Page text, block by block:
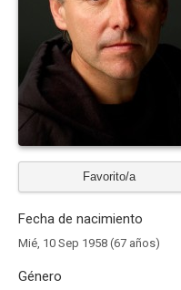
Favorito/a
Fecha de nacimiento
Mié, 10 Sep 1958 (67 años)
Género